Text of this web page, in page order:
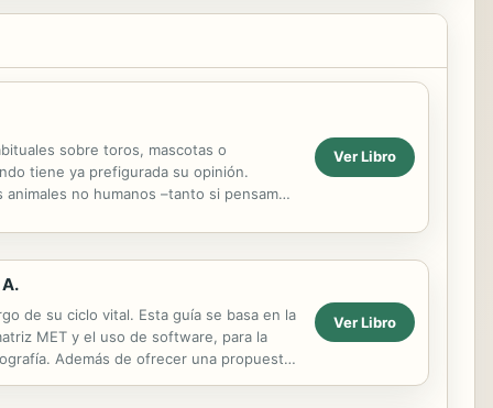
sobre toros, mascotas o
tiene ya prefigurada su opinión.
no humanos –tanto si pensamos
Ver Libro
de su ciclo vital. Esta guía se basa en la
MET y el uso de software, para la
Además de ofrecer una propuesta
Ver Libro